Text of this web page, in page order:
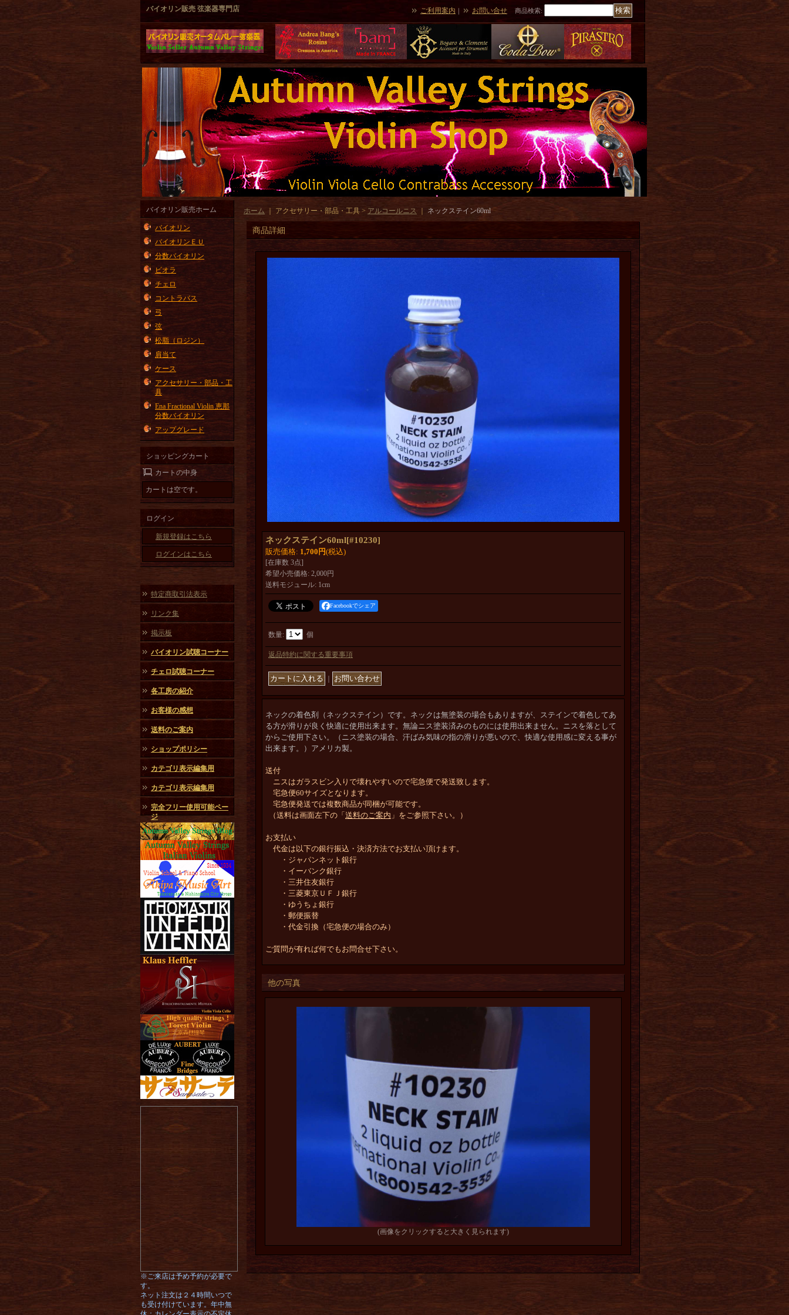
バイオリン販売 弦楽器専門店 ご利用案内 ｜ お問い合せ 商品検索:
バイオリン販売ホーム
バイオリン
バイオリンＥＵ
分数バイオリン
ビオラ
チェロ
コントラバス
弓
弦
松脂（ロジン）
肩当て
ケース
アクセサリー・部品・工
具
Ena Fractional Violin 恵那
分数バイオリン
アップグレード
ショッピングカート
カートの中身
カートは空です。
ログイン
新規登録はこちら
ログインはこちら
特定商取引法表示
リンク集
掲示板
バイオリン試聴コーナー
チェロ試聴コーナー
各工房の紹介
お客様の感想
送料のご案内
ショップポリシー
カテゴリ表示編集用
カテゴリ表示編集用
完全フリー使用可能ペー
ジ
※ご来店は予め予約が必要で
す。
ネット注文は２４時間いつで
も受け付けています。年中無
ホーム ｜ アクセサリー・部品・工具 > アルコールニス ネックステイン60ml
商品詳細
ネックステイン60ml[#10230]
販売価格: 1,700円(税込)
[在庫数 3点]
希望小売価格: 2,000円
送料モジュール: 1cm
Facebookでシェア
数量: 個
返品特約に関する重要事項
ネックの着色剤（ネックステイン）です。ネックは無塗装の場合もありますが、ステインで着色してあ
る方が滑りが良く快適に使用出来ます。無論ニス塗装済みのものには使用出来ません。ニスを落として
からご使用下さい。（ニス塗装の場合、汗ばみ気味の指の滑りが悪いので、快適な使用感に変える事が
出来ます。）アメリカ製。
送付
ニスはガラスビン入りで壊れやすいので宅急便で発送致します。
宅急便60サイズとなります。
宅急便発送では複数商品が同梱が可能です。
（送料は画面左下の「 送料のご案内 」をご参照下さい。）
お支払い
代金は以下の銀行振込・決済方法でお支払い頂けます。
・ジャパンネット銀行
・イーバンク銀行
・三井住友銀行
・三菱東京ＵＦＪ銀行
・ゆうちょ銀行
・郵便振替
・代金引換（宅急便の場合のみ）
ご質問が有れば何でもお問合せ下さい。
他の写真
(画像をクリックすると大きく見られます)